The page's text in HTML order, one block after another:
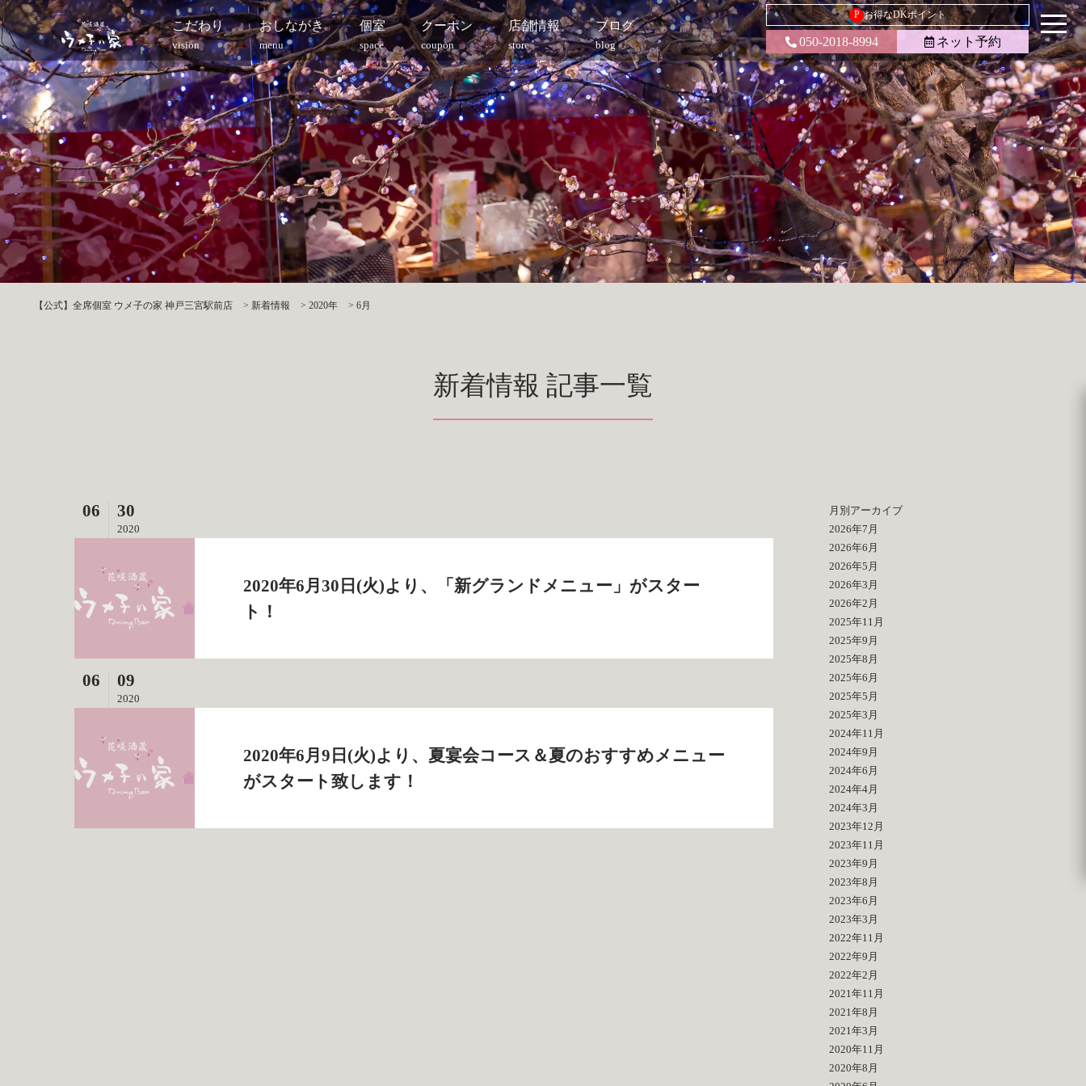
こだわり
vision
おしながき
menu
個室
space
クーポン
coupon
店舗情報
store
ブログ
blog
P お得なDKポイント
050-2018-8994 ネット予約
【公式】全席個室 ウメ子の家 神戸三宮駅前店 > 新着情報 > 2020年 > 6月
新着情報 記事一覧
06 30
2020
2020年6月30日(火)より、「新グランドメニュー」がスター
ト！
06 09
2020
2020年6月9日(火)より、夏宴会コース＆夏のおすすめメニュー
がスタート致します！
月別アーカイブ
2026年7月
2026年6月
2026年5月
2026年3月
2026年2月
2025年11月
2025年9月
2025年8月
2025年6月
2025年5月
2025年3月
2024年11月
2024年9月
2024年6月
2024年4月
2024年3月
2023年12月
2023年11月
2023年9月
2023年8月
2023年6月
2023年3月
2022年11月
2022年9月
2022年2月
2021年11月
2021年8月
2021年3月
2020年11月
2020年8月